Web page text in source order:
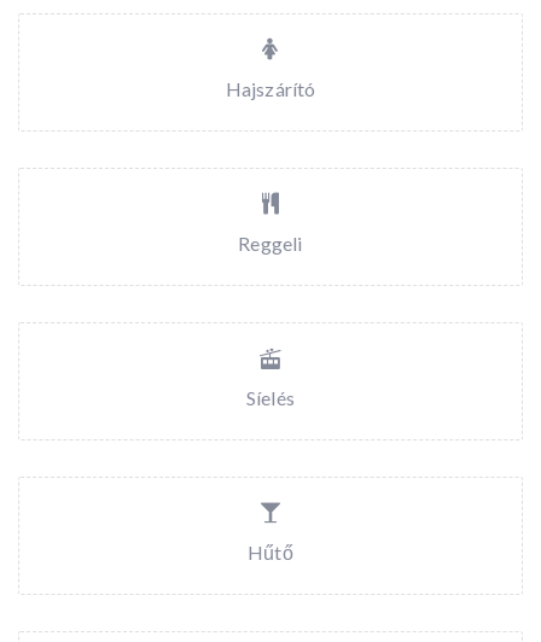
Hajszárító
Reggeli
Síelés
Hűtő